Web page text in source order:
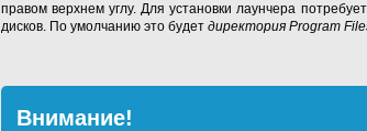
правом верхнем углу. Для установки лаунчера
дисков. По умолчанию это будет директория Program
Внимание!